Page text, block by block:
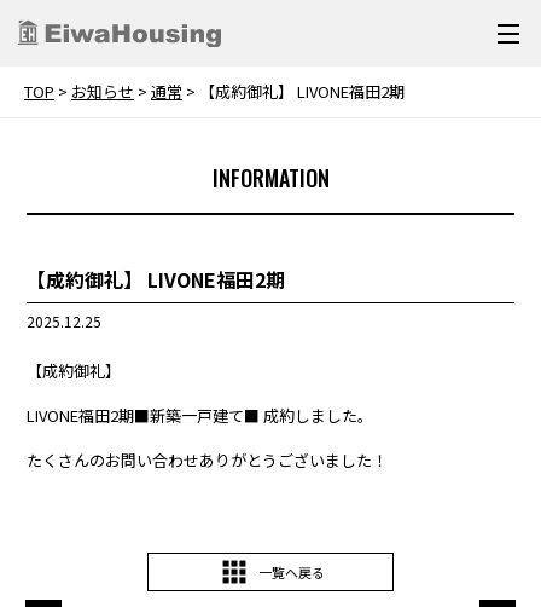
TOP > お知らせ > 通常 > 【成約御礼】 LIVONE福田2期
INFORMATION
【成約御礼】 LIVONE福田2期
2025.12.25
【成約御礼】
LIVONE福田2期■新築一戸建て■ 成約しました。
たくさんのお問い合わせありがとうございました！
一覧へ戻る